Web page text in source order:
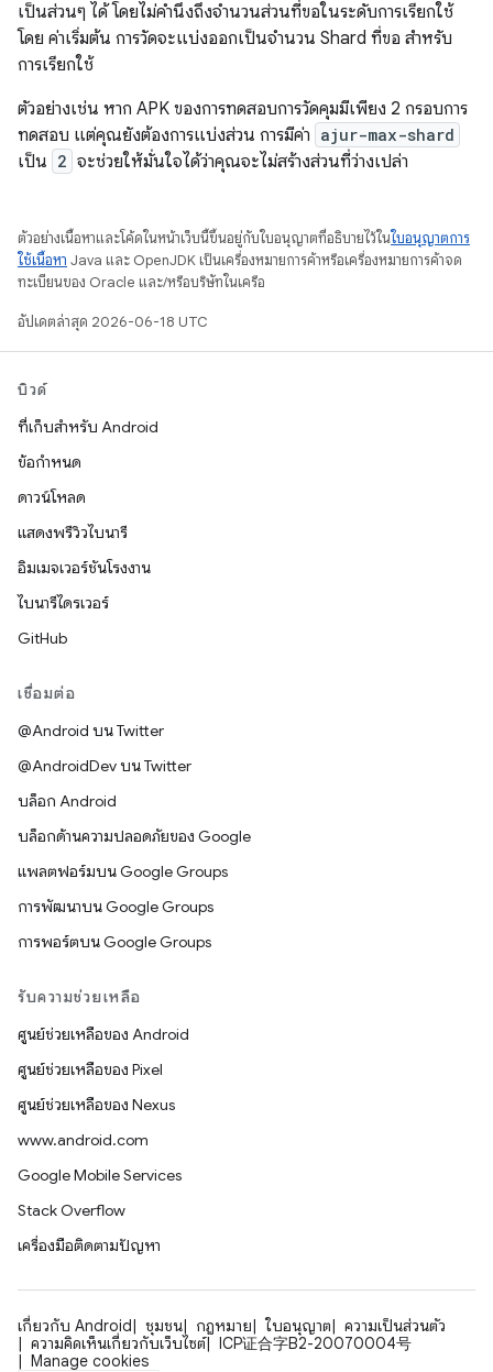
เป็นส่วนๆ ได้ โดยไม่คำนึงถึงจำนวนส่วนที่ขอในระดับการเรียกใช้
โดย ค่าเริ่มต้น การวัดจะแบ่งออกเป็นจำนวน Shard ที่ขอ สำหรับ
การเรียกใช้
ตัวอย่างเช่น หาก APK ของการทดสอบการวัดคุมมีเพียง 2 กรอบการ
ทดสอบ แต่คุณยังต้องการแบ่งส่วน การมีค่า ajur-max-shard
เป็น 2 จะช่วยให้มั่นใจได้ว่าคุณจะไม่สร้างส่วนที่ว่างเปล่า
ตัวอย่างเนื้อหาและโค้ดในหน้าเว็บนี้ขึ้นอยู่กับใบอนุญาตที่อธิบายไว้ในใบอนุญาตการ
ใช้เนื้อหา Java และ OpenJDK เป็นเครื่องหมายการค้าหรือเครื่องหมายการค้าจด
ทะเบียนของ Oracle และ/หรือบริษัทในเครือ
อัปเดตล่าสุด 2026-06-18 UTC
บิวด์
ที่เก็บสำหรับ Android
ข้อกำหนด
ดาวน์โหลด
แสดงพรีวิวไบนารี
อิมเมจเวอร์ชันโรงงาน
ไบนารีไดรเวอร์
GitHub
เชื่อมต่อ
@Android บน Twitter
@AndroidDev บน Twitter
บล็อก Android
บล็อกด้านความปลอดภัยของ Google
แพลตฟอร์มบน Google Groups
การพัฒนาบน Google Groups
การพอร์ตบน Google Groups
รับความช่วยเหลือ
ศูนย์ช่วยเหลือของ Android
ศูนย์ช่วยเหลือของ Pixel
ศูนย์ช่วยเหลือของ Nexus
www.android.com
Google Mobile Services
Stack Overflow
เครื่องมือติดตามปัญหา
เกี่ยวกับ Android ชุมชน กฎหมาย ใบอนุญาต
ความเป็นส่วนตัว
ความคิดเห็นเกี่ยวกับเว็บไซต์
ICP证合字B2-20070004号
Manage cookies